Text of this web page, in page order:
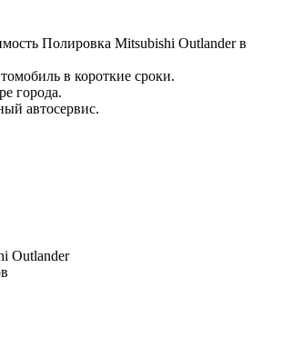
Полировка Mitsubishi Outlander в
в короткие сроки.
города.
автосервис.
Outlander